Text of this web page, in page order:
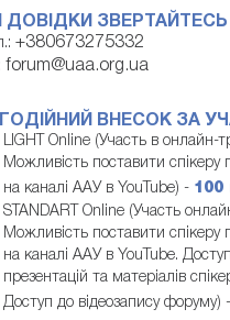
ДОВІДКИ ЗВЕРТАЙТЕСЬ
+380673275332
forum@uaa.org.ua
ВНЕСОК ЗА
LIGHT Online (Участь в онлайн-
Можливість поставити спікеру
на каналі ААУ в YouTube) - 100
STANDART Online (Участь
Можливість поставити спікеру
на каналі ААУ в YouTube.
презентацій та матеріалів
Доступ до відеозапису форуму) -